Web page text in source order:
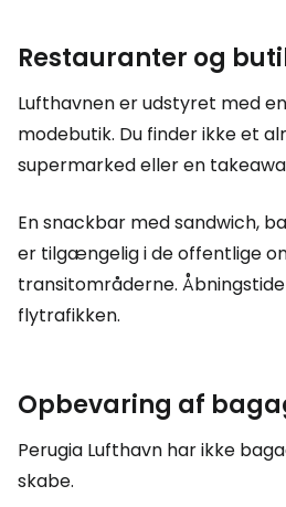
Restauranter og
Lufthavnen er udstyret med
modebutik. Du finder ikke et
supermarked eller en
En snackbar med sandwich,
er tilgængelig i de offentlige
transitområderne.
flytrafikken.
Opbevaring af
Perugia Lufthavn har ikke
skabe.